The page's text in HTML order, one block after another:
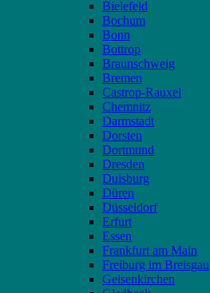
Bielefeld
Bochum
Bonn
Bottrop
Braunschweig
Bremen
Castrop-Rauxel
Chemnitz
Darmstadt
Dorsten
Dortmund
Dresden
Duisburg
Düren
Düsseldorf
Erfurt
Essen
Frankfurt am Main
Freiburg im Breisgau
Gelsenkirchen